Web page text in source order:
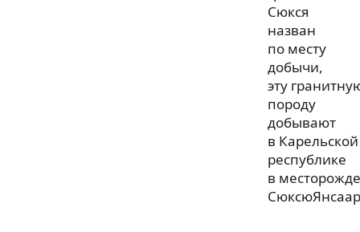
Сюкся
назван
по месту
добычи,
эту
породу
добывают
в Карельской
республике
в